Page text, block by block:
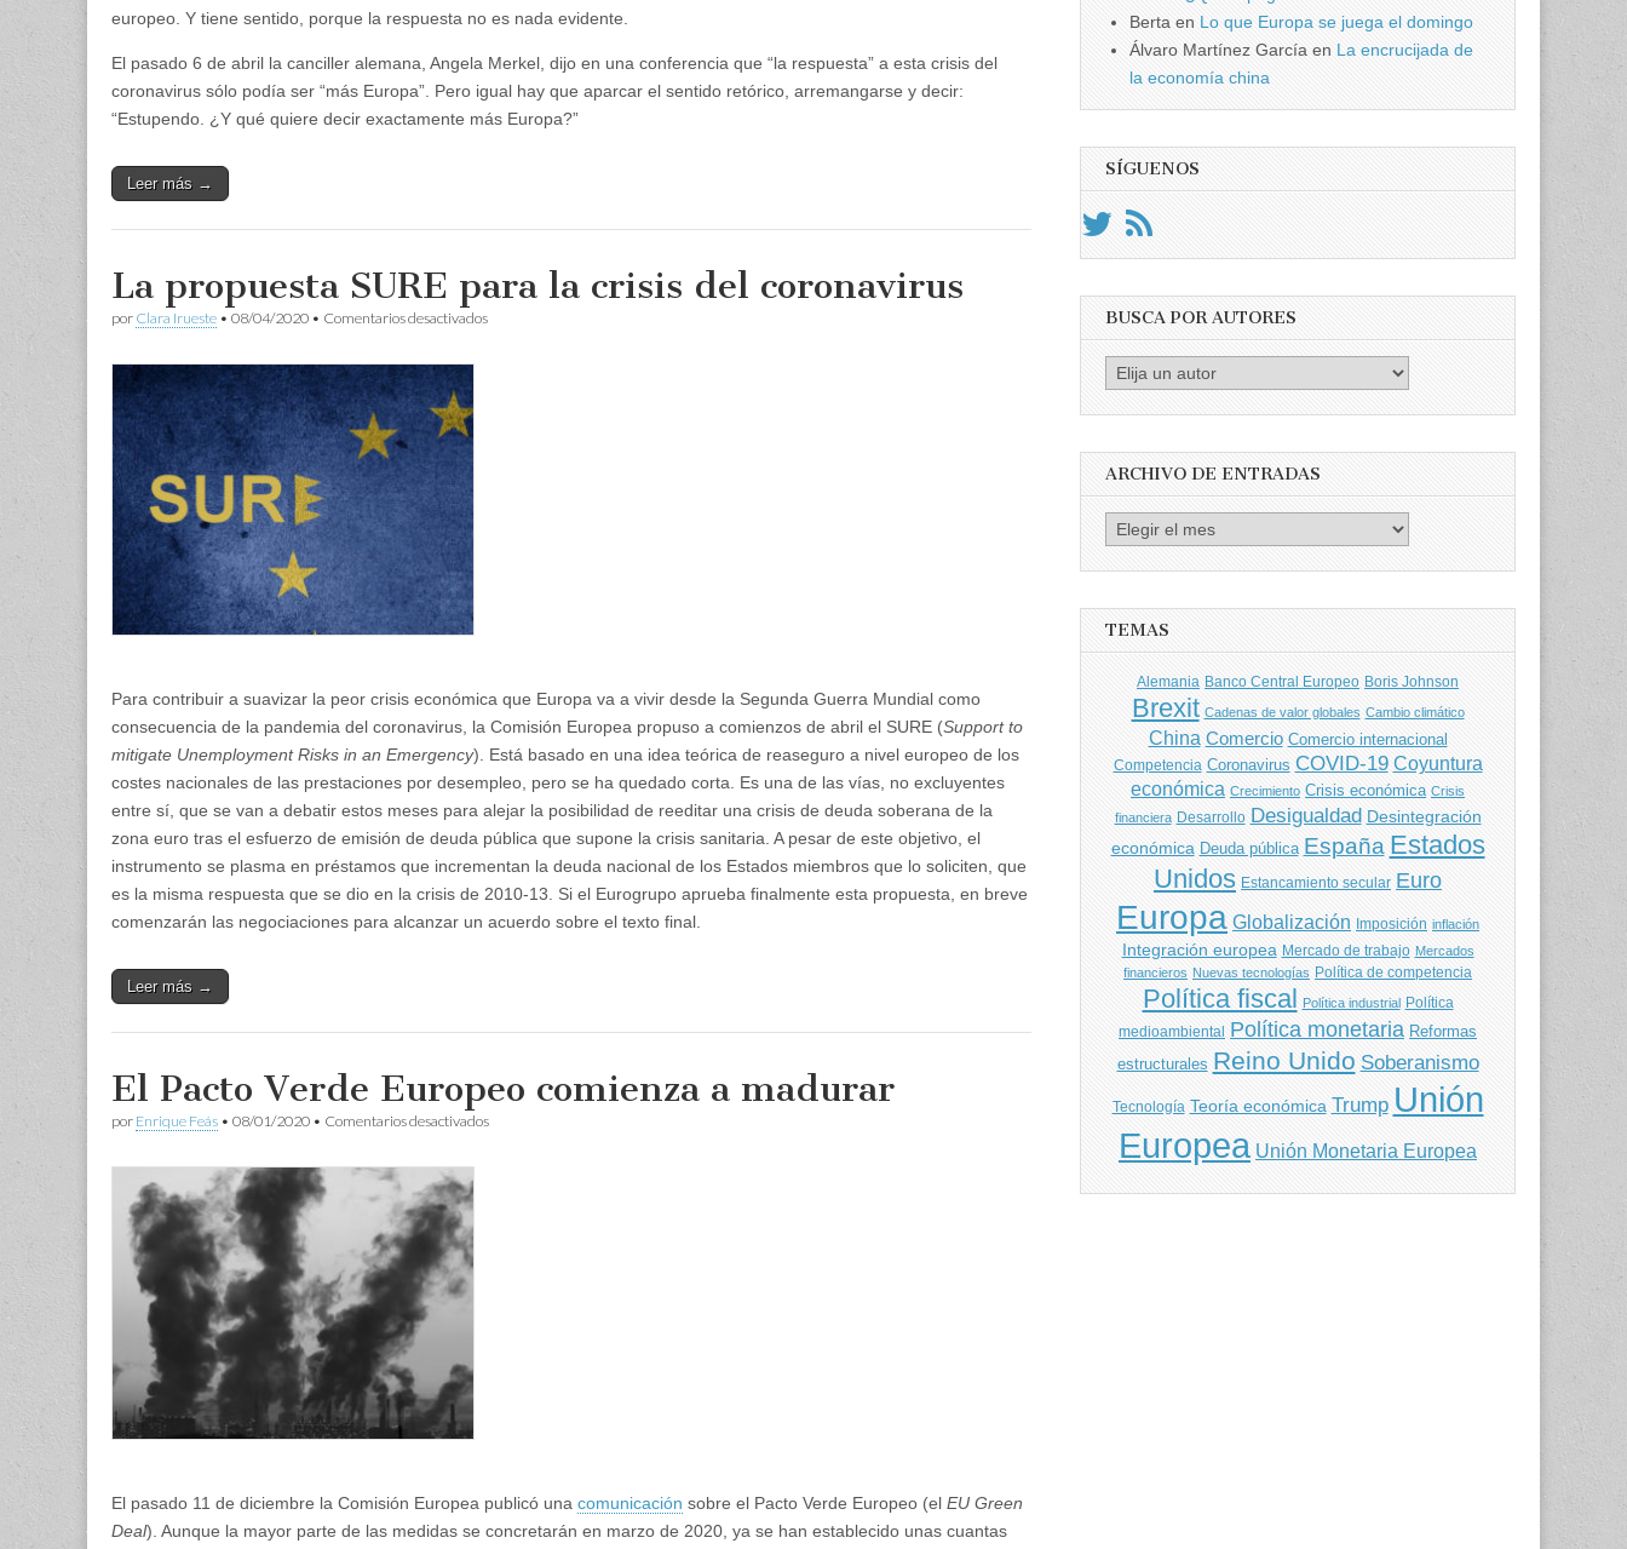
europeo. Y tiene sentido, porque la respuesta no es nada evidente.
El pasado 6 de abril la canciller alemana, Angela Merkel, dijo en una conferencia que “la respuesta” a esta crisis del
coronavirus sólo podía ser “más Europa”. Pero igual hay que aparcar el sentido retórico, arremangarse y decir:
“Estupendo. ¿Y qué quiere decir exactamente más Europa?”
Leer más →
La propuesta SURE para la crisis del coronavirus
por Clara Irueste • 08/04/2020 • Comentarios desactivadosen
Para contribuir a suavizar la peor crisis económica que Europa va a vivir desde la Segunda Guerra Mundial como
consecuencia de la pandemia del coronavirus, la Comisión Europea propuso a comienzos de abril el SURE (Support to
mitigate Unemployment Risks in an Emergency). Está basado en una idea teórica de reaseguro a nivel europeo de los
costes nacionales de las prestaciones por desempleo, pero se ha quedado corta. Es una de las vías, no excluyentes
entre sí, que se van a debatir estos meses para alejar la posibilidad de reeditar una crisis de deuda soberana de la
zona euro tras el esfuerzo de emisión de deuda pública que supone la crisis sanitaria. A pesar de este objetivo, el
instrumento se plasma en préstamos que incrementan la deuda nacional de los Estados miembros que lo soliciten, que
es la misma respuesta que se dio en la crisis de 2010-13. Si el Eurogrupo aprueba finalmente esta propuesta, en breve
comenzarán las negociaciones para alcanzar un acuerdo sobre el texto final.
Leer más →
El Pacto Verde Europeo comienza a madurar
por Enrique Feás • 08/01/2020 • Comentarios desactivadosen
El pasado 11 de diciembre la Comisión Europea publicó una comunicación sobre el Pacto Verde Europeo (el EU Green
Deal). Aunque la mayor parte de las medidas se concretarán en marzo de 2020, ya se han establecido unas cuantas
Berta en Lo que Europa se juega el domingo
Álvaro Martínez García en La encrucijada de
la economía china
SÍGUENOS
BUSCA POR AUTORES
Busca
por
ARCHIVO DE ENTRADAS
Archivo
TEMAS
Alemania Banco Central Europeo Boris Johnson
Brexit Cadenas de valor globales Cambio climático
China Comercio Comercio internacional
Competencia Coronavirus COVID-19 Coyuntura
económica Crecimiento Crisis económica Crisis
financiera Desarrollo Desigualdad Desintegración
económica Deuda pública España Estados
Unidos Estancamiento secular Euro
Europa Globalización Imposición inflación
Integración europea Mercado de trabajo Mercados
financieros Nuevas tecnologías Política de competencia
Política fiscal Política industrial Política
medioambiental Política monetaria Reformas
estructurales Reino Unido Soberanismo
Tecnología Teoría económica Trump Unión
Europea Unión Monetaria Europea